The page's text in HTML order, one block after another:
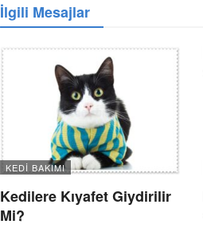
İlgili Mesajlar
KEDI BAKIMI
Kedilere Kıyafet Giydirilir
Mi?